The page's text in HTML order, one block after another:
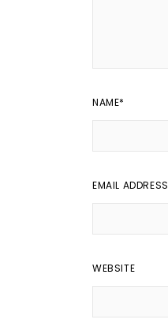
NAME*
EMAIL ADDRESS
WEBSITE